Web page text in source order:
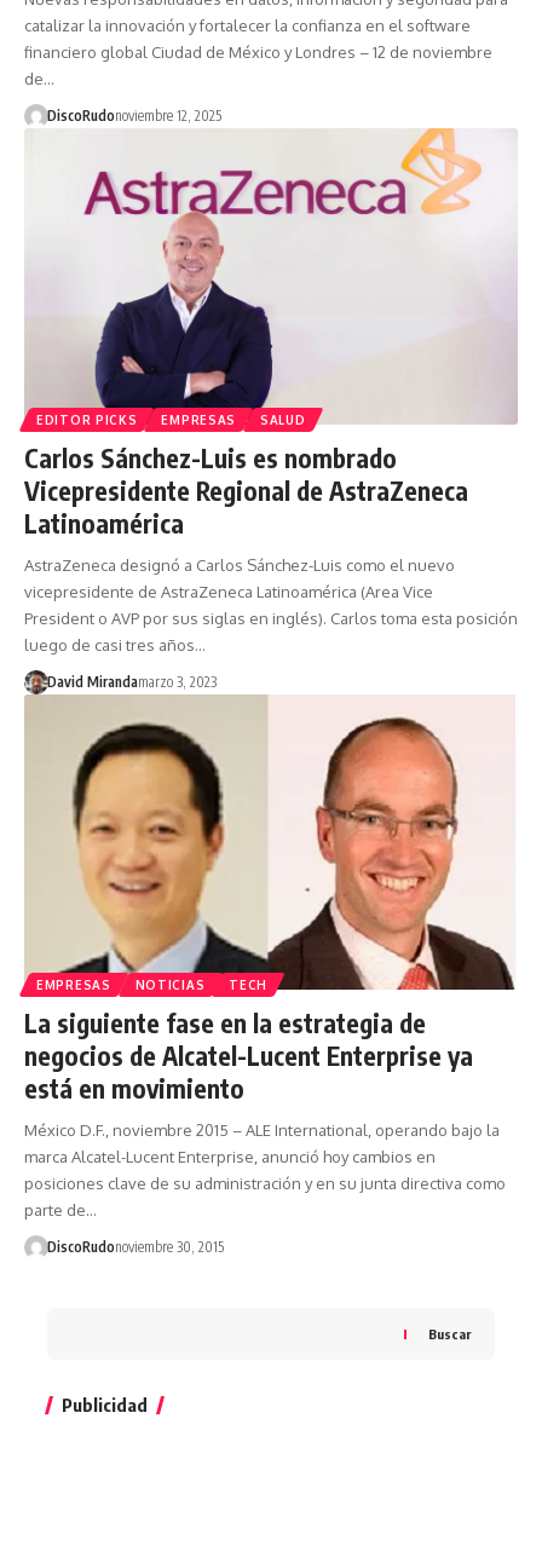
catalizar la innovación y fortalecer la confianza en el software
financiero global Ciudad de México y Londres – 12 de noviembre
de…
DiscoRudonoviembre 12, 2025
EDITOR PICKS EMPRESAS SALUD
Carlos Sánchez-Luis es nombrado
Vicepresidente Regional de AstraZeneca
Latinoamérica
AstraZeneca designó a Carlos Sánchez-Luis como el nuevo
vicepresidente de AstraZeneca Latinoamérica (Area Vice
President o AVP por sus siglas en inglés). Carlos toma esta posición
luego de casi tres años…
David Mirandamarzo 3, 2023
EMPRESAS NOTICIAS TECH
La siguiente fase en la estrategia de
negocios de Alcatel-Lucent Enterprise ya
está en movimiento
México D.F., noviembre 2015 – ALE International, operando bajo la
marca Alcatel-Lucent Enterprise, anunció hoy cambios en
posiciones clave de su administración y en su junta directiva como
parte de…
DiscoRudonoviembre 30, 2015
Buscar
Publicidad